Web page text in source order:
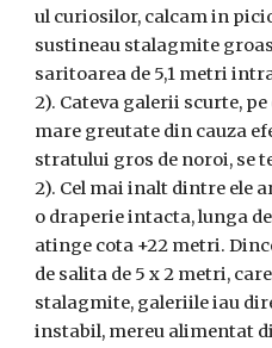
ul curiosilor, calcam in
sustineau stalagmite
saritoarea de 5,1 metri
2). Cateva galerii scurte,
mare greutate din cauza
stratului gros de noroi, se
2). Cel mai inalt dintre ele
o draperie intacta, lunga
atinge cota +22 metri.
de salita de 5 x 2 metri,
stalagmite, galeriile iau
instabil, mereu alimentat